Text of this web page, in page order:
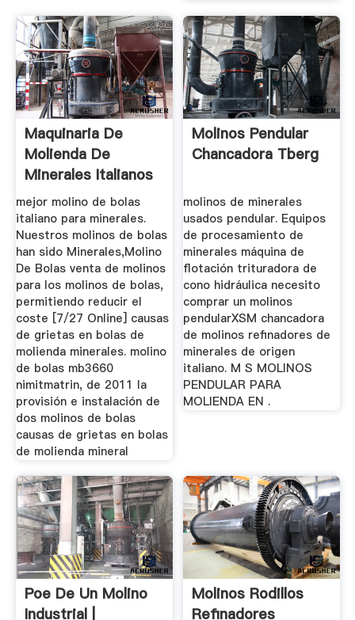
Maquinaria De
Molienda De
Minerales Italianos
mejor molino de bolas
italiano para minerales.
Nuestros molinos de bolas
han sido Minerales,Molino
De Bolas venta de molinos
para los molinos de bolas,
permitiendo reducir el
coste [7/27 Online] causas
de grietas en bolas de
molienda minerales. molino
de bolas mb3660
nimitmatrin, de 2011 la
provisión e instalación de
dos molinos de bolas
causas de grietas en bolas
de molienda mineral
Molinos Pendular
Chancadora Tberg
molinos de minerales
usados pendular. Equipos
de procesamiento de
minerales máquina de
flotación trituradora de
cono hidráulica necesito
comprar un molinos
pendularXSM chancadora
de molinos refinadores de
minerales de origen
italiano. M S MOLINOS
PENDULAR PARA
MOLIENDA EN .
Poe De Un Molino
Industrial |
Molinos Rodillos
Refinadores